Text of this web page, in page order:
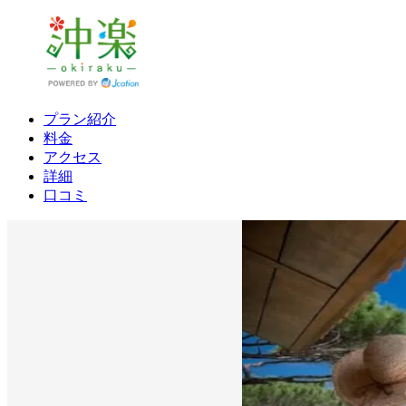
プラン紹介
料金
アクセス
詳細
口コミ